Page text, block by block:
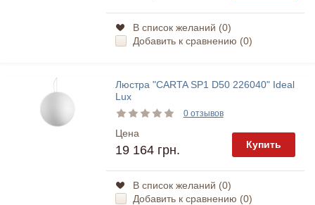
В список желаний (0)
Добавить к сравнению (0)
Люстра "CARTA SP1 D50 226040" Ideal
Lux
0 отзывов
Цена
19 164 грн. Купить
В список желаний (0)
Добавить к сравнению (0)